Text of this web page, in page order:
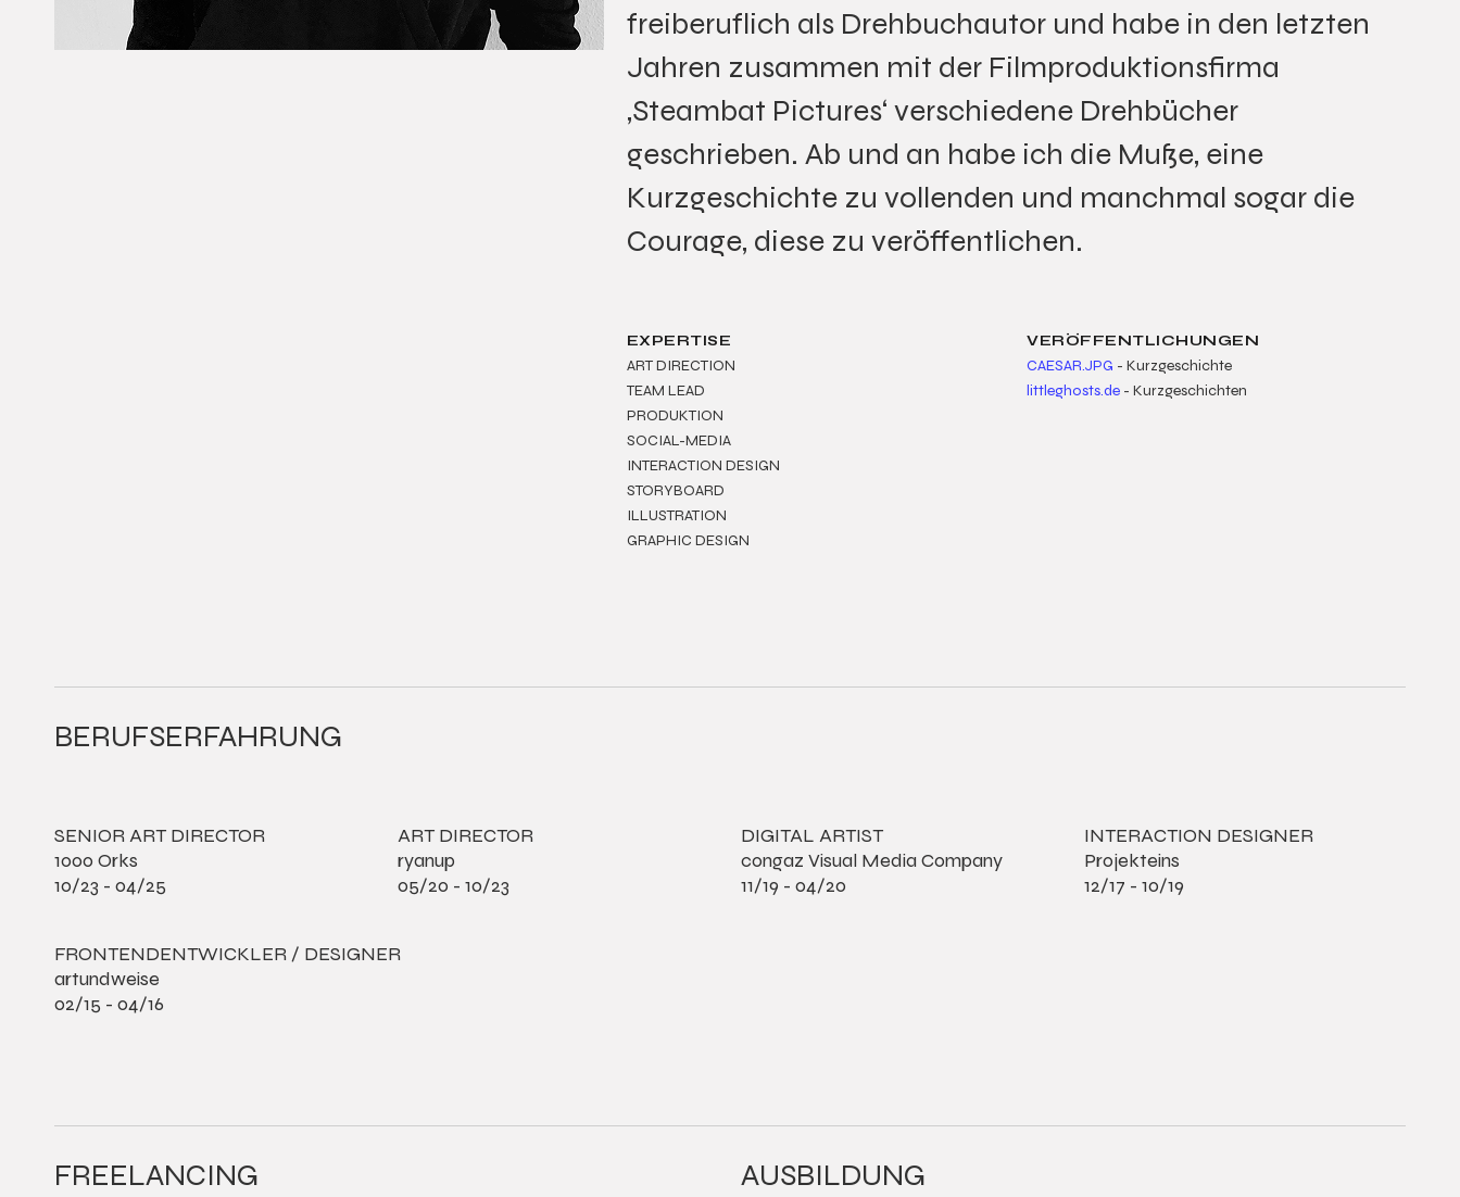
freiberuflich als Drehbuchautor und habe in den letzten
Jahren zusammen mit der Filmproduktionsfirma
‚Steambat Pictures‘ verschiedene Drehbücher
geschrieben. Ab und an habe ich die Muße, eine
Kurzgeschichte zu vollenden und manchmal sogar die
Courage, diese zu veröffentlichen.
EXPERTISE
ART DIRECTION
TEAM LEAD
PRODUKTION
SOCIAL-MEDIA
INTERACTION DESIGN
STORYBOARD
ILLUSTRATION
GRAPHIC DESIGN
VERÖFFENTLICHUNGEN
CAESAR.JPG - Kurzgeschichte
littleghosts.de - Kurzgeschichten
BERUFSERFAHRUNG
SENIOR ART DIRECTOR
1000 Orks
10/23 - 04/25
ART DIRECTOR
ryanup
05/20 - 10/23
DIGITAL ARTIST
congaz Visual Media Company
11/19 - 04/20
INTERACTION DESIGNER
Projekteins
12/17 - 10/19
FRONTENDENTWICKLER / DESIGNER
artundweise
02/15 - 04/16
FREELANCING AUSBILDUNG